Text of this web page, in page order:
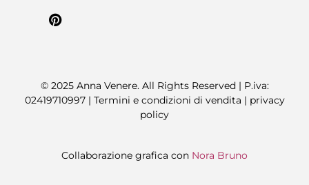
© 2025 Anna Venere. All Rights Reserved | P.iva:
02419710997 | Termini e condizioni di vendita | privacy
policy
Collaborazione grafica con Nora Bruno